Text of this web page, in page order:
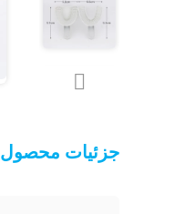
جزئیات محصول